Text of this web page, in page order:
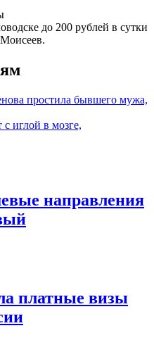
до 200 рублей в сутки
простила бывшего мужа,
иглой в мозге,
направления
платные визы